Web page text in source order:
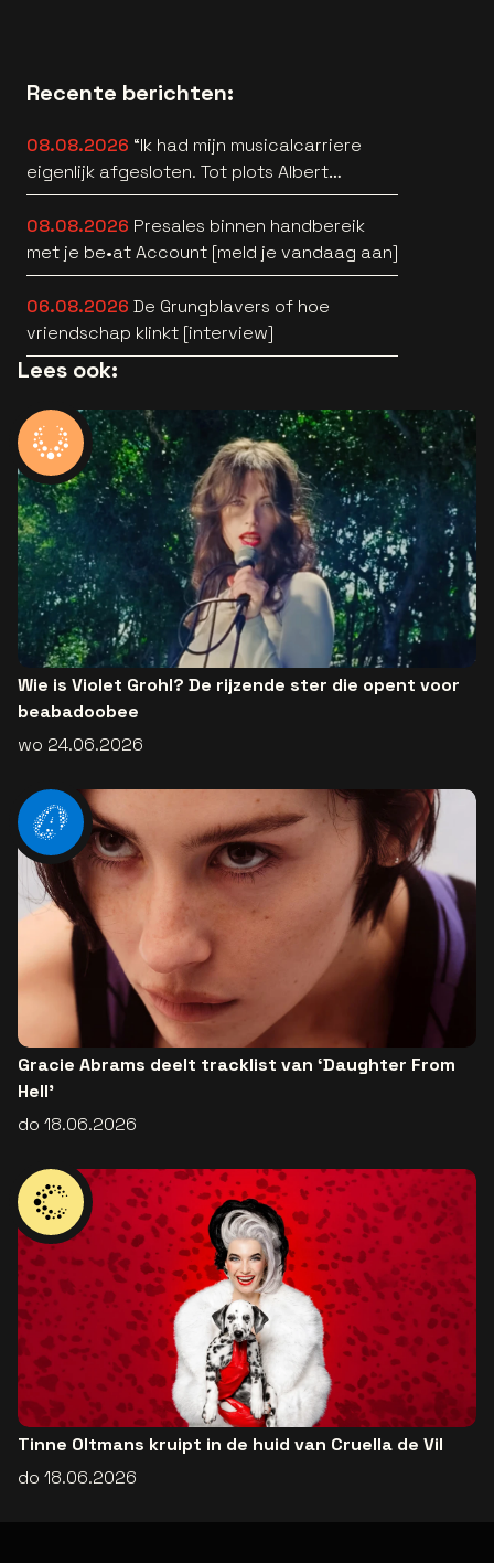
Recente berichten:
08.08.2026 “Ik had mijn musicalcarriere
eigenlijk afgesloten. Tot plots Albert
Verlinde belde” [interview]
08.08.2026 Presales binnen handbereik
met je be•at Account [meld je vandaag aan]
06.08.2026 De Grungblavers of hoe
vriendschap klinkt [interview]
Lees ook:
Wie is Violet Grohl? De rijzende ster die opent voor
beabadoobee
wo 24.06.2026
Gracie Abrams deelt tracklist van ‘Daughter From
Hell’
do 18.06.2026
Tinne Oltmans kruipt in de huid van Cruella de Vil
do 18.06.2026